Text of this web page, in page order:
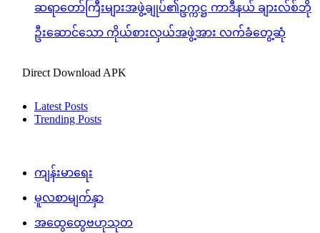
ဆရာတော်ကြီးများအဖွဲ့ချုပ်၏ဥက္ကဋ္ဌ ကာဒီနယ် ချားလ်စ်ဘို
ဦးဆောင်သော ကိုယ်စားလှယ်အဖွဲ့အား လက်ခံတွေ့ဆုံ
Direct Download APK
Latest Posts
Trending Posts
ကျန်းမာရေး
မူလစာမျက်နှာ
အထွေထွေဗဟုသုတ